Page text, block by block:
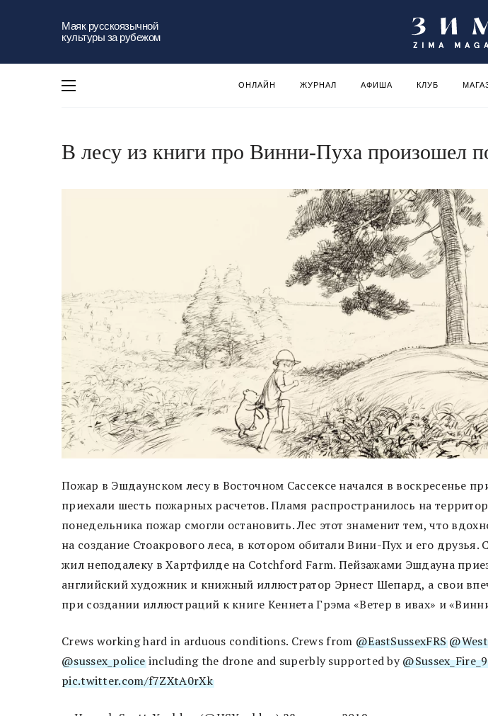
Маяк русскоязычной
культуры за рубежом
ОНЛАЙН ЖУРНАЛ АФИША КЛУБ
В лесу из книги про Винни-Пуха произошел
Пожар в Эшдаунском лесу в Восточном Сассексе начался в воскресенье
приехали шесть пожарных расчетов. Пламя распространилось на
понедельника пожар смогли остановить. Лес этот знаменит тем, что
на создание Стоакрового леса, в котором обитали Вини-Пух и его друзья.
жил неподалеку в Хартфилде на Cotchford Farm. Пейзажами Эшдауна
английский художник и книжный иллюстратор Эрнест Шепард, а свои
при создании иллюстраций к книге Кеннета Грэма «Ветер в ивах» и
Crews working hard in arduous conditions. Crews from @EastSussexFRS
@sussex_policeincluding the drone and superbly supported by
pic.twitter.com/f7ZXtA0rXk